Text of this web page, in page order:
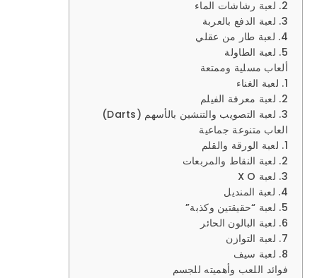
2. لعبة رشاشات الماء
3. لعبة الدفع بالعربة
4. لعبة طار من عقلي
5. لعبة الطاولة
ألعاب مسلية وممتعة
1. لعبة الغناء
2. لعبة معرفة الفيلم
3. لعبة التصويب والتنشين بالأسهم (Darts)
العاب متنوعة جماعية
1. لعبة الورقة والقلم
2. لعبة النقاط والمربعات
3. لعبة X O
4. لعبة المنديل
5. لعبة “حقيقتين وكذبة”
6. لعبة البالون الحائر
7. لعبة التوازن
8. لعبة سيف
فوائد اللعب وأهميته للجسم